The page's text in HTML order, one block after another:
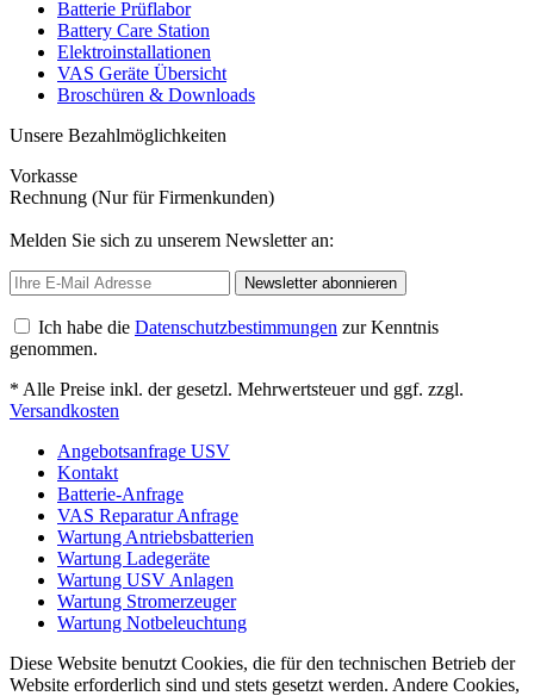
Batterie Prüflabor
Battery Care Station
Elektroinstallationen
VAS Geräte Übersicht
Broschüren & Downloads
Unsere Bezahlmöglichkeiten
Vorkasse
Rechnung (Nur für Firmenkunden)
Melden Sie sich zu unserem Newsletter an:
Newsletter abonnieren
Ich habe die Datenschutzbestimmungen zur Kenntnis
genommen.
* Alle Preise inkl. der gesetzl. Mehrwertsteuer und ggf. zzgl.
Versandkosten
Angebotsanfrage USV
Kontakt
Batterie-Anfrage
VAS Reparatur Anfrage
Wartung Antriebsbatterien
Wartung Ladegeräte
Wartung USV Anlagen
Wartung Stromerzeuger
Wartung Notbeleuchtung
Diese Website benutzt Cookies, die für den technischen Betrieb der
Website erforderlich sind und stets gesetzt werden. Andere Cookies,